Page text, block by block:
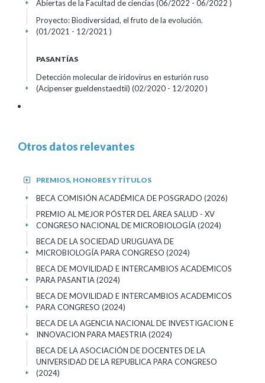
Abiertas de la Facultad de ciencias (06/2022 - 06/2022 )
+
Proyecto: Biodiversidad, el fruto de la evolución.
(01/2021 - 12/2021 )
+
PASANTÍAS
Detección molecular de iridovirus en esturión ruso
(Acipenser gueldenstaedtii) (02/2020 - 12/2020 )
+
Otros datos relevantes
PREMIOS, HONORES Y TÍTULOS
+
BECA COMISIÓN ACADÉMICA DE POSGRADO (2026)
+
PREMIO AL MEJOR PÓSTER DEL ÁREA SALUD - XV
CONGRESO NACIONAL DE MICROBIOLOGÍA(2024)
+
BECA DE LA SOCIEDAD URUGUAYA DE
MICROBIOLOGÍA PARA CONGRESO (2024)
+
BECA DE MOVILIDAD E INTERCAMBIOS ACADEMICOS
PARA PASANTIA(2024)
+
BECA DE MOVILIDAD E INTERCAMBIOS ACADEMICOS
PARA CONGRESO (2024)
+
BECA DE LA AGENCIA NACIONAL DE INVESTIGACION E
INNOVACION PARA MAESTRIA(2024)
+
BECA DE LA ASOCIACIÓN DE DOCENTES DE LA
UNIVERSIDAD DE LA REPUBLICA PARA CONGRESO
(2024)
+